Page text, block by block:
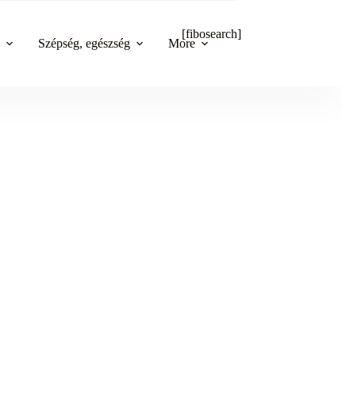
Szépség, egészség More
[fibosearch]